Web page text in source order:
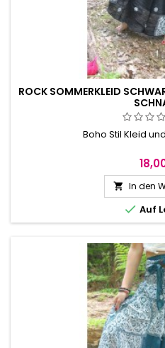
ROCK SOMMERKLEID
Boho Stil Kleid
 In den
 Auf